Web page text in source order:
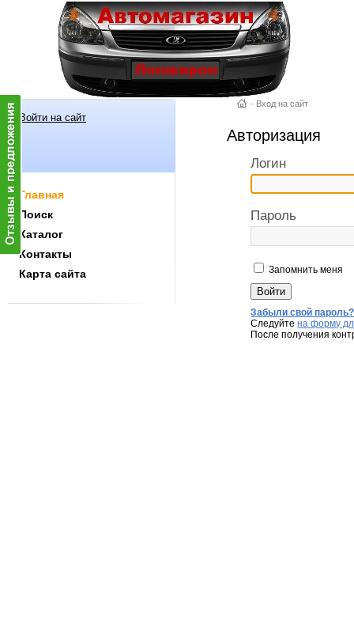
Войти на сайт
Главная
Поиск
Каталог
Контакты
Карта сайта
– Вход на сайт
Авторизация
Логин
Пароль
Запомнить меня
Забыли свой пароль?
Следуйтена форму
После получения